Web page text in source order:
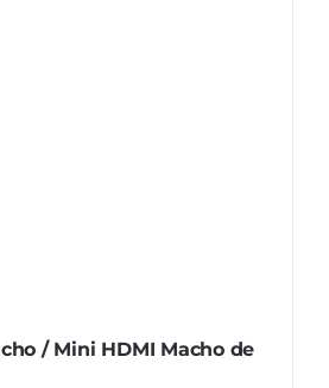
/ Mini HDMI Macho de